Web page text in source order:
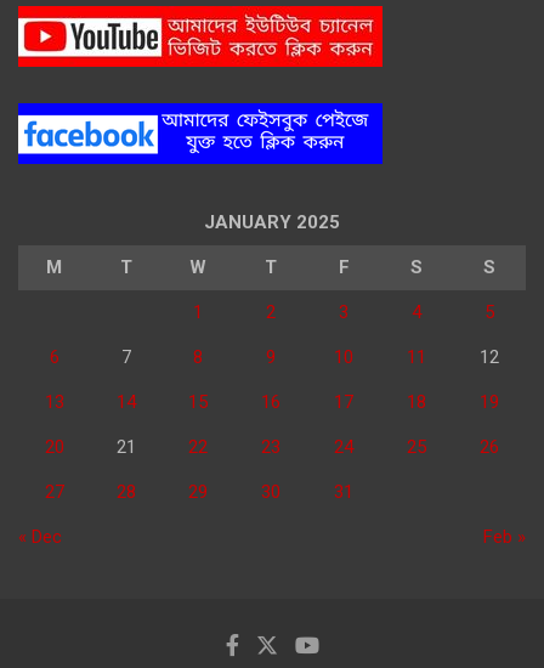
JANUARY 2025
M T W T F S S
1 2 3 4 5
6 7 8 9 10 11 12
13 14 15 16 17 18 19
20 21 22 23 24 25 26
27 28 29 30 31
« Dec Feb »